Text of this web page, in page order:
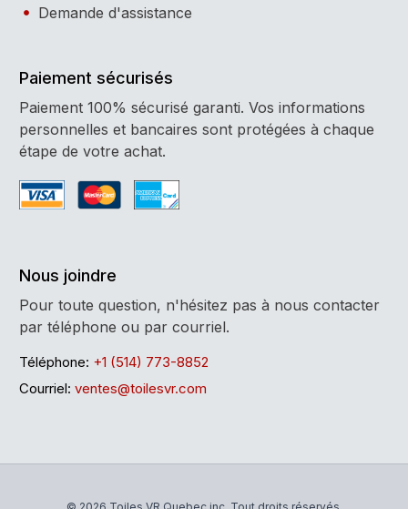
Demande d'assistance
Paiement sécurisés
Paiement 100% sécurisé garanti. Vos informations
personnelles et bancaires sont protégées à chaque
étape de votre achat.
Nous joindre
Pour toute question, n'hésitez pas à nous contacter
par téléphone ou par courriel.
Téléphone: +1 (514) 773-8852
Courriel: ventes@toilesvr.com